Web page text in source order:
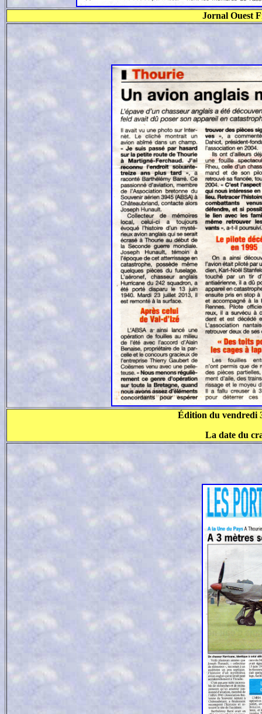
Jornal Ouest
Édition du vendredi
La date du